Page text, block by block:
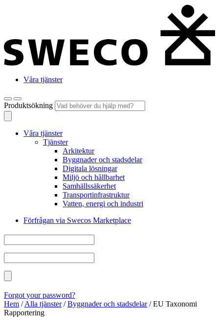
Våra tjänster
Produktsökning
Våra tjänster
Tjänster
Arkitektur
Byggnader och stadsdelar
Digitala lösningar
Miljö och hållbarhet
Samhällssäkerhet
Transportinfrastruktur
Vatten, energi och industri
Förfrågan via Swecos Marketplace
Forgot your password?
Hem /Alla tjänster/Byggnader och stadsdelar/EU Taxonomi
Rapportering